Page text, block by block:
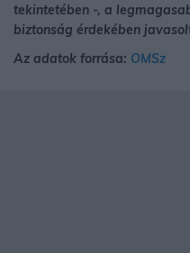
tekintetében -, a
biztonság érdekében
Az adatok forrása: OMSz